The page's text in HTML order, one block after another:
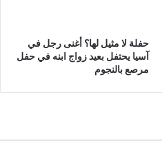
حفلة لا مثيل لها؟ أغنى رجل في
آسيا يحتفل بعيد زواج ابنه في حفل
مرصع بالنجوم